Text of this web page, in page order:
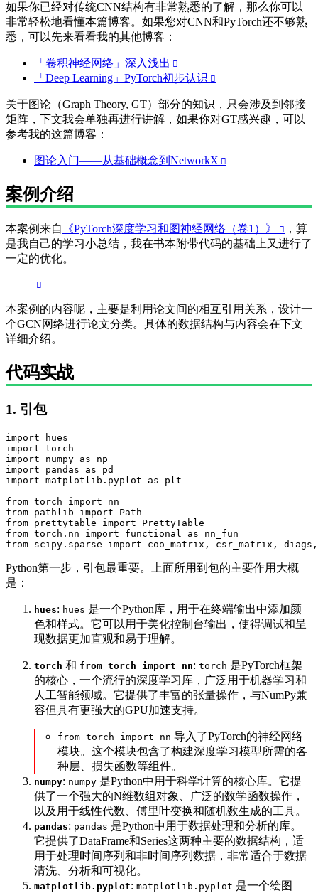
如果你已经对传统CNN结构有非常熟悉的了解，那么你可以
非常轻松地看懂本篇博客。如果您对CNN和PyTorch还不够熟
悉，可以先来看看我的其他博客：
「卷积神经网络」深入浅出
「Deep Learning」PyTorch初步认识
关于图论（Graph Theory, GT）部分的知识，只会涉及到邻接
矩阵，下文我会单独再进行讲解，如果你对GT感兴趣，可以
参考我的这篇博客：
图论入门——从基础概念到NetworkX
案例介绍
本案例来自 《PyTorch深度学习和图神经网络（卷1）》
，算
是我自己的学习小总结，我在书本附带代码的基础上又进行了
一定的优化。
本案例的内容呢，主要是利用论文间的相互引用关系，设计一
个GCN网络进行论文分类。具体的数据结构与内容会在下文
详细介绍。
代码实战
1. 引包
import hues
import torch
import numpy as np
import pandas as pd
import matplotlib.pyplot as plt
from torch import nn
from pathlib import Path
from prettytable import PrettyTable
from torch.nn import functional as nn_fun
from scipy.sparse import coo_matrix, csr_matrix,
Python第一步，引包最重要。上面所用到包的主要作用大概
是：
hues: hues 是一个Python库，用于在终端输出中添加颜
色和样式。它可以用于美化控制台输出，使得调试和呈
现数据更加直观和易于理解。
torch 和 from torch import nn: torch 是PyTorch框架
的核心，一个流行的深度学习库，广泛用于机器学习和
人工智能领域。它提供了丰富的张量操作，与NumPy兼
容但具有更强大的GPU加速支持。
from torch import nn 导入了PyTorch的神经网络
模块。这个模块包含了构建深度学习模型所需的各
种层、损失函数等组件。
numpy: numpy 是Python中用于科学计算的核心库。它提
供了一个强大的N维数组对象、广泛的数学函数操作，
以及用于线性代数、傅里叶变换和随机数生成的工具。
pandas: pandas 是Python中用于数据处理和分析的库。
它提供了DataFrame和Series这两种主要的数据结构，适
用于处理时间序列和非时间序列数据，非常适合于数据
清洗、分析和可视化。
matplotlib.pyplot: matplotlib.pyplot 是一个绘图